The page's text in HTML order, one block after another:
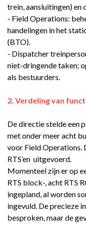
trein, aansluitingen)
- Field Operations:
handelingen in het
(BTO).
- Dispatcher
niet-dringende taken;
als bestuurders.
2. Verdeling van
De directie stelde een
met onder meer acht
voor Field Operations.
RTS’en uitgevoerd.
Momenteel zijn er op
RTS block-, acht RTS
ingepland, al worden
ingevuld. De precieze
besproken, maar de